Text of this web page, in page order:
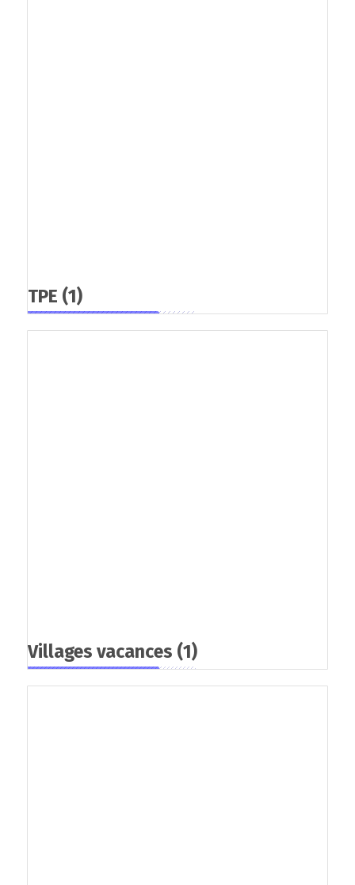
TPE (1)
Villages vacances (1)